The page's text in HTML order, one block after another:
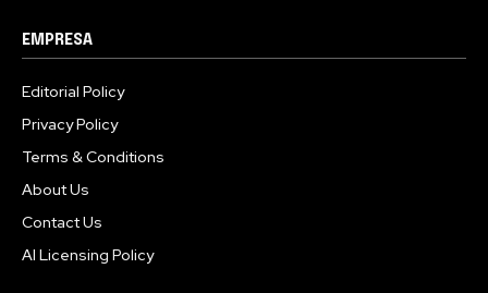
EMPRESA
Editorial Policy
Privacy Policy
Terms & Conditions
About Us
Contact Us
AI Licensing Policy